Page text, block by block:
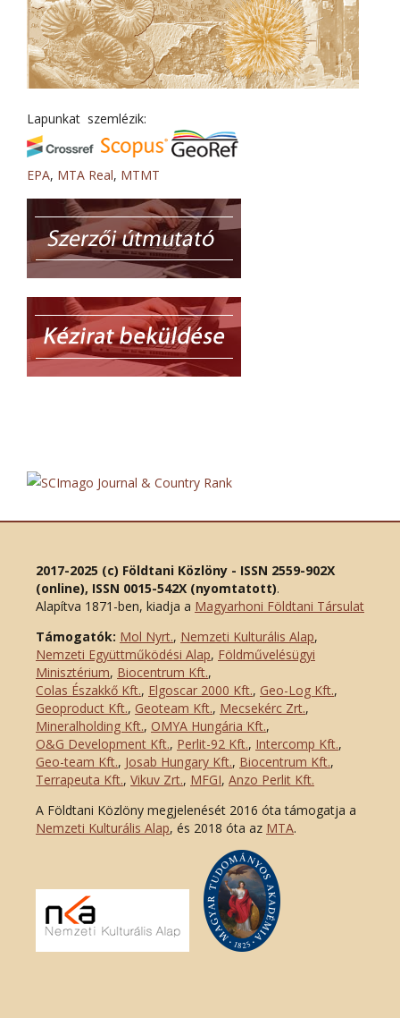
Lapunkat szemlézik:
EPA, MTA Real, MTMT
2017-2025 (c) Földtani Közlöny - ISSN 2559-902X
(online), ISSN 0015-542X (nyomtatott).
Alapítva 1871-ben, kiadja a Magyarhoni Földtani Társulat
Támogatók: Mol Nyrt., Nemzeti Kulturális Alap,
Nemzeti Együttműködési Alap, Földművelésügyi
Minisztérium, Biocentrum Kft.,
Colas Északkő Kft., Elgoscar 2000 Kft., Geo-Log Kft.,
Geoproduct Kft., Geoteam Kft., Mecsekérc Zrt.,
Mineralholding Kft., OMYA Hungária Kft.,
O&G Development Kft., Perlit-92 Kft., Intercomp Kft.,
Geo-team Kft., Josab Hungary Kft., Biocentrum Kft.,
Terrapeuta Kft., Vikuv Zrt., MFGI, Anzo Perlit Kft.
A Földtani Közlöny megjelenését 2016 óta támogatja a
Nemzeti Kulturális Alap, és 2018 óta az MTA.